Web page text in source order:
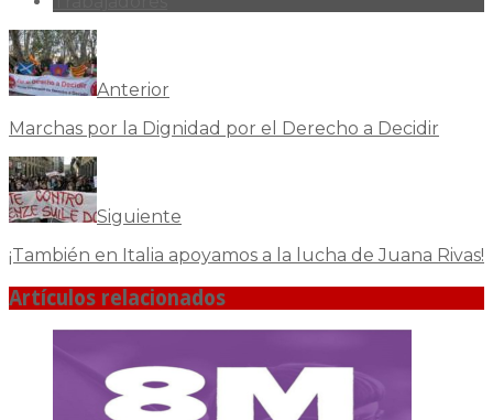
Anterior
Marchas por la Dignidad por el Derecho a Decidir
Siguiente
¡También en Italia apoyamos a la lucha de Juana Rivas!
Artículos relacionados